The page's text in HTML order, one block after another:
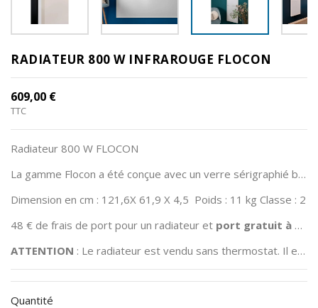
Plancher
Pelvien
Informations
produits
RADIATEUR 800 W INFRAROUGE FLOCON
609,00 €
TTC
Radiateur 800 W FLOCON
La gamme Flocon a été conçue avec un verre sérigraphié blanc de 4mm. Cette gamme est idéale pour les pièces à vivre. Selon votre choix, la pose peut se faire à l’horizontale ou à la verticale. Son encombrement est faible avec (4,5 cm d’épaisseur).
Dimension en cm : 121,6X 61,9 X 4,5 Poids : 11 kg Classe : 2
48 € de frais de port pour un radiateur et port gratuit à partir du deuxième radiateur
ATTENTION : Le radiateur est vendu sans thermostat. Il est obligatoire d’avoir un thermostat par pièce.
Quantité